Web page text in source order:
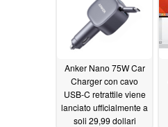
Anker Nano 75W Car
Charger con cavo
USB-C retrattile viene
lanciato ufficialmente a
soli 29,99 dollari